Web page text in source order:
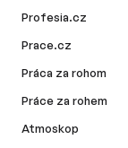
Profesia.cz
Prace.cz
Práca za rohom
Práce za rohem
Atmoskop